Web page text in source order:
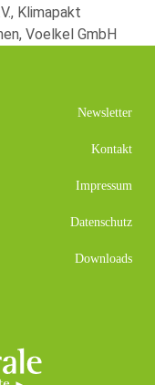
Klimapakt
Voelkel GmbH
Newsletter
Kontakt
Impressum
Datenschutz
Downloads